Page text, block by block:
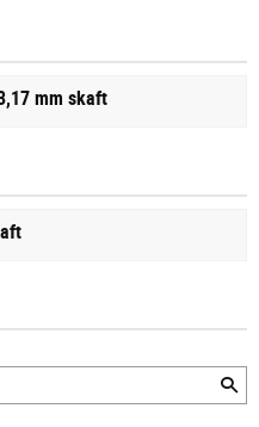
mm skaft